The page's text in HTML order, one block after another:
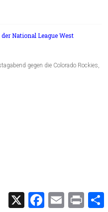
National League West
gegen die Colorado Rockies,
X
F
E
m
P